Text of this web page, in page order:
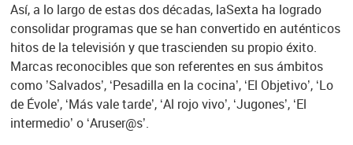
Así, a lo largo de estas dos décadas, laSexta ha logrado
consolidar programas que se han convertido en auténticos
hitos de la televisión y que trascienden su propio éxito.
Marcas reconocibles que son referentes en sus ámbitos
como ’Salvados’, ‘Pesadilla en la cocina’, ‘El Objetivo’, ‘Lo
de Évole’, ‘Más vale tarde’, ‘Al rojo vivo’, ‘Jugones’, ‘El
intermedio’ o ‘Aruser@s’.